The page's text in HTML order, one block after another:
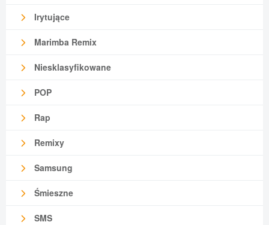
Irytujące
Marimba Remix
Niesklasyfikowane
POP
Rap
Remixy
Samsung
Śmieszne
SMS